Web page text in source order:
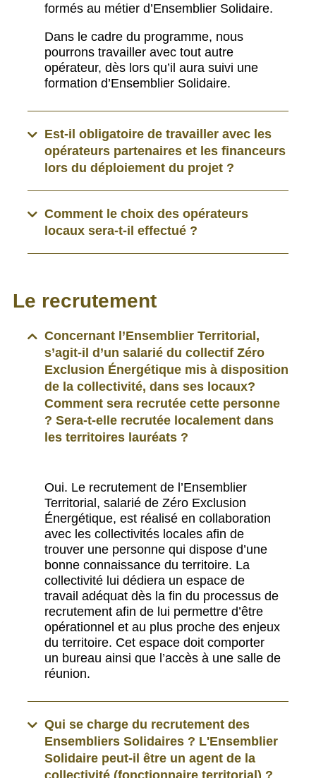
formés au métier d’Ensemblier Solidaire.
Dans le cadre du programme, nous
pourrons travailler avec tout autre
opérateur, dès lors qu’il aura suivi une
formation d’Ensemblier Solidaire.
Est-il obligatoire de travailler avec les
opérateurs partenaires et les financeurs
lors du déploiement du projet ?
Comment le choix des opérateurs
locaux sera-t-il effectué ?
Le recrutement
Concernant l’Ensemblier Territorial,
s’agit-il d’un salarié du collectif Zéro
Exclusion Énergétique mis à disposition
de la collectivité, dans ses locaux?
Comment sera recrutée cette personne
? Sera-t-elle recrutée localement dans
les territoires lauréats ?
Oui. Le recrutement de l’Ensemblier
Territorial, salarié de Zéro Exclusion
Énergétique, est réalisé en collaboration
avec les collectivités locales afin de
trouver une personne qui dispose d’une
bonne connaissance du territoire. La
collectivité lui dédiera un espace de
travail adéquat dès la fin du processus de
recrutement afin de lui permettre d’être
opérationnel et au plus proche des enjeux
du territoire. Cet espace doit comporter
un bureau ainsi que l’accès à une salle de
réunion.
Qui se charge du recrutement des
Ensembliers Solidaires ? L'Ensemblier
Solidaire peut-il être un agent de la